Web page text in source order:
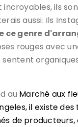
incroyables, ils
aussi: Ils
ce genre
rouges avec
sentent
au Marché aux
il existe
de